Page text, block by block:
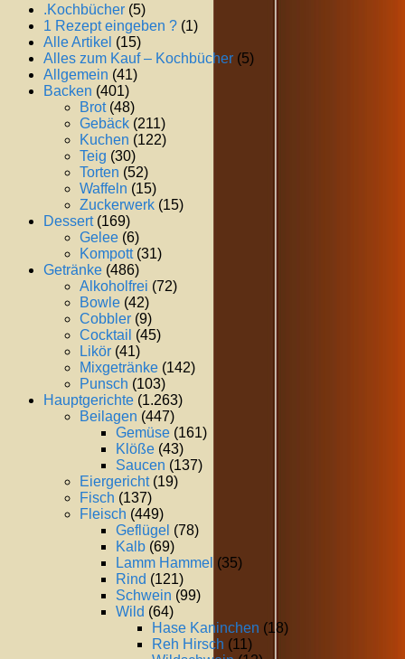
.Kochbücher (5)
1 Rezept eingeben ? (1)
Alle Artikel (15)
Alles zum Kauf – Kochbücher (5)
Allgemein (41)
Backen (401)
Brot(48)
Gebäck (211)
Kuchen (122)
Teig (30)
Torten (52)
Waffeln (15)
Zuckerwerk (15)
Dessert(169)
Gelee (6)
Kompott(31)
Getränke (486)
Alkoholfrei (72)
Bowle (42)
Cobbler (9)
Cocktail (45)
Likör (41)
Mixgetränke (142)
Punsch (103)
Hauptgerichte (1.263)
Beilagen (447)
Gemüse (161)
Klöße (43)
Saucen (137)
Eiergericht(19)
Fisch (137)
Fleisch (449)
Geflügel (78)
Kalb (69)
Lamm Hammel (35)
Rind (121)
Schwein (99)
Wild (64)
Hase Kaninchen (18)
Reh Hirsch (11)